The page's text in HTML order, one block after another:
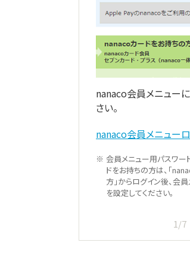
nanaco会員メニュー
さい。
nanaco会員メニュー
会員メニュー用パスワ
ドをお持ちの方は、「
方」からログイン後、会
を設定してください。
1/7